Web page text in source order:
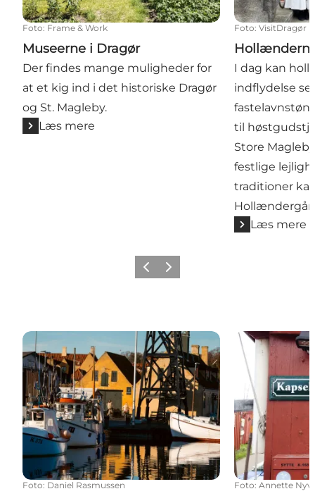
Foto: Frame & Work
Museerne i Dragør
Der findes mange muligheder for
at et kig ind i det historiske Dragør
og St. Magleby.
Læs mere
Foto: VisitDragør
I dag kan
indflydelse
til
Store
festlige
traditioner
Læs mere
Forrige billede
Næste billede
Dragør gamle havn
Foto: Daniel Rasmussen
De skjulte
Foto: Annette